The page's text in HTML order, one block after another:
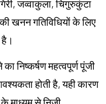
जव्वाकुला, चिगुरुकुंटा
खनन गतिविधियों के लिए
निष्कर्षण महत्वपूर्ण पूंजी
होती है, यही कारण